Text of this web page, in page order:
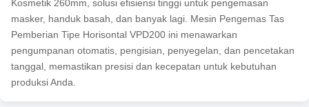
Kosmetik 260mm, solusi efisiensi tinggi untuk pengemasan
masker, handuk basah, dan banyak lagi. Mesin Pengemas Tas
Pemberian Tipe Horisontal VPD200 ini menawarkan
pengumpanan otomatis, pengisian, penyegelan, dan pencetakan
tanggal, memastikan presisi dan kecepatan untuk kebutuhan
produksi Anda.